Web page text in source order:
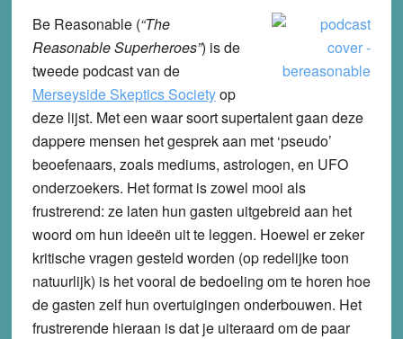
Be Reasonable(“The
Reasonable Superheroes”) is de
tweede podcast van de
Merseyside Skeptics Societyop
deze lijst. Met een waar soort supertalent gaan deze
dappere mensen het gesprek aan met ‘pseudo’
beoefenaars, zoals mediums, astrologen, en UFO
onderzoekers. Het format is zowel mooi als
frustrerend: ze laten hun gasten uitgebreid aan het
woord om hun ideeën uit te leggen. Hoewel er zeker
kritische vragen gesteld worden (op redelijke toon
natuurlijk) is het vooral de bedoeling om te horen hoe
de gasten zelf hun overtuigingen onderbouwen. Het
frustrerende hieraan is dat je uiteraard om de paar